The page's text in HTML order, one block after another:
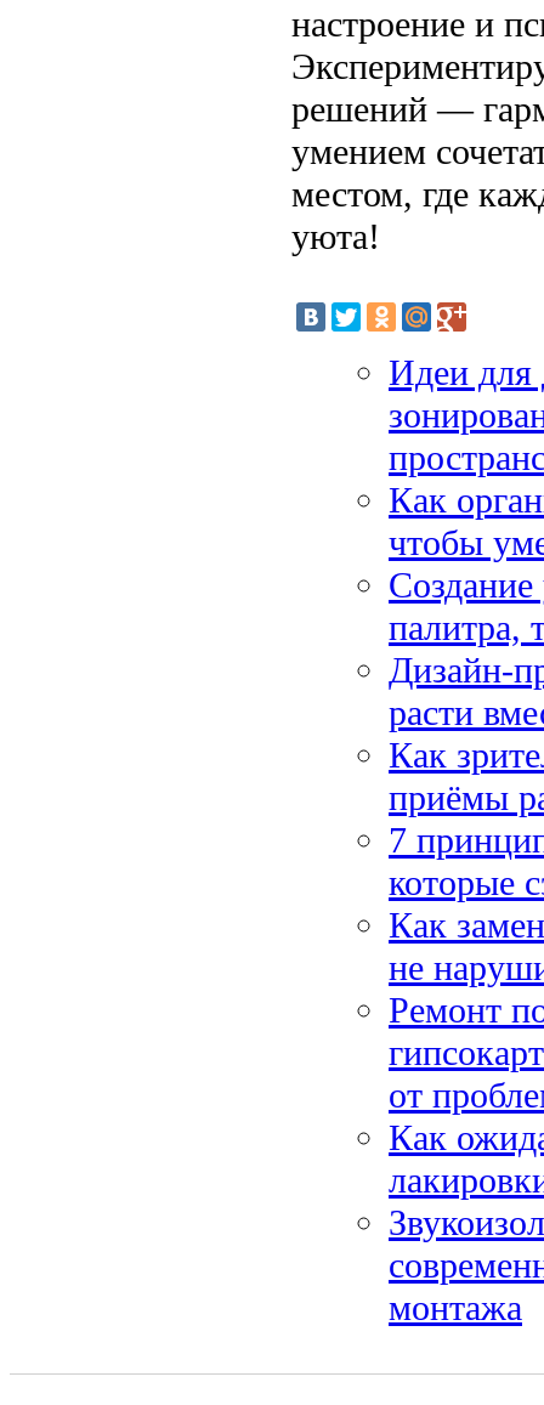
настроение и
решений —
умением
местом, где
уюта!
Идеи для
Как
чтобы
палитра,
Дизайн-
расти
Как
приёмы
7
которые
Как
не
Ремонт
от
Как
монтажа